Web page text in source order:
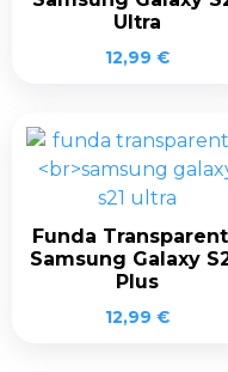
Ultra
12,99 €
Funda
Samsung Galaxy
Plus
12,99 €